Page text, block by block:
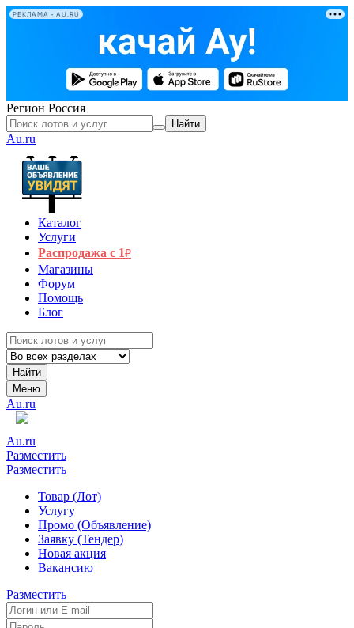
РЕКЛАМА • AU.RU
Регион Россия
Найти
Au.ru
Каталог
Услуги
Распродажа с 1₽
Магазины
Форум
Помощь
Блог
Найти
Меню
Au.ru
Au.ru
Разместить
Разместить
Товар (Лот)
Услугу
Промо (Объявление)
Заявку (Тендер)
Новая акция
Вакансию
Разместить